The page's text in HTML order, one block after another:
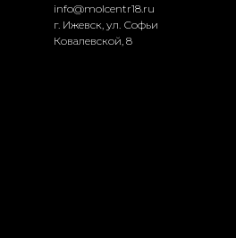
info@molcentr18.ru
г. Ижевск, ул. Софьи
Ковалевской, 8